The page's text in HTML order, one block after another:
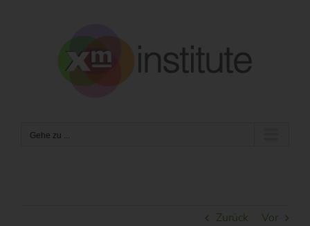
Gehe zu ...
Zurück Vor